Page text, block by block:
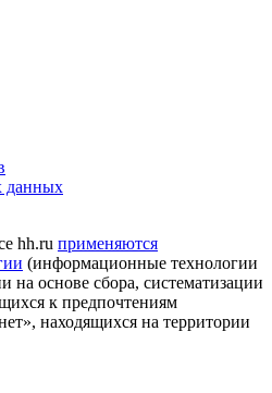
данных
hh.ru применяются
(информационные технологии
на основе сбора, систематизации
к предпочтениям
находящихся на территории